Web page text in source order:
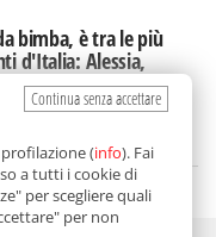
bimba, è tra le più
d'Italia: Alessia,
siciliana
Continua senza accettare
(info). Fai
a tutti i cookie di
per scegliere quali
per non